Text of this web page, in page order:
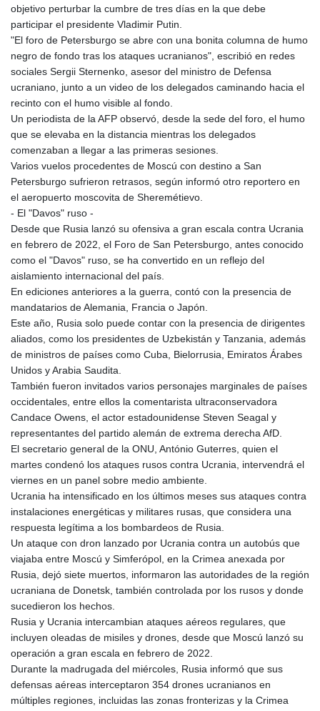
objetivo perturbar la cumbre de tres días en la que debe
participar el presidente Vladimir Putin.
"El foro de Petersburgo se abre con una bonita columna de humo
negro de fondo tras los ataques ucranianos", escribió en redes
sociales Sergii Sternenko, asesor del ministro de Defensa
ucraniano, junto a un video de los delegados caminando hacia el
recinto con el humo visible al fondo.
Un periodista de la AFP observó, desde la sede del foro, el humo
que se elevaba en la distancia mientras los delegados
comenzaban a llegar a las primeras sesiones.
Varios vuelos procedentes de Moscú con destino a San
Petersburgo sufrieron retrasos, según informó otro reportero en
el aeropuerto moscovita de Sheremétievo.
- El "Davos" ruso -
Desde que Rusia lanzó su ofensiva a gran escala contra Ucrania
en febrero de 2022, el Foro de San Petersburgo, antes conocido
como el "Davos" ruso, se ha convertido en un reflejo del
aislamiento internacional del país.
En ediciones anteriores a la guerra, contó con la presencia de
mandatarios de Alemania, Francia o Japón.
Este año, Rusia solo puede contar con la presencia de dirigentes
aliados, como los presidentes de Uzbekistán y Tanzania, además
de ministros de países como Cuba, Bielorrusia, Emiratos Árabes
Unidos y Arabia Saudita.
También fueron invitados varios personajes marginales de países
occidentales, entre ellos la comentarista ultraconservadora
Candace Owens, el actor estadounidense Steven Seagal y
representantes del partido alemán de extrema derecha AfD.
El secretario general de la ONU, António Guterres, quien el
martes condenó los ataques rusos contra Ucrania, intervendrá el
viernes en un panel sobre medio ambiente.
Ucrania ha intensificado en los últimos meses sus ataques contra
instalaciones energéticas y militares rusas, que considera una
respuesta legítima a los bombardeos de Rusia.
Un ataque con dron lanzado por Ucrania contra un autobús que
viajaba entre Moscú y Simferópol, en la Crimea anexada por
Rusia, dejó siete muertos, informaron las autoridades de la región
ucraniana de Donetsk, también controlada por los rusos y donde
sucedieron los hechos.
Rusia y Ucrania intercambian ataques aéreos regulares, que
incluyen oleadas de misiles y drones, desde que Moscú lanzó su
operación a gran escala en febrero de 2022.
Durante la madrugada del miércoles, Rusia informó que sus
defensas aéreas interceptaron 354 drones ucranianos en
múltiples regiones, incluidas las zonas fronterizas y la Crimea